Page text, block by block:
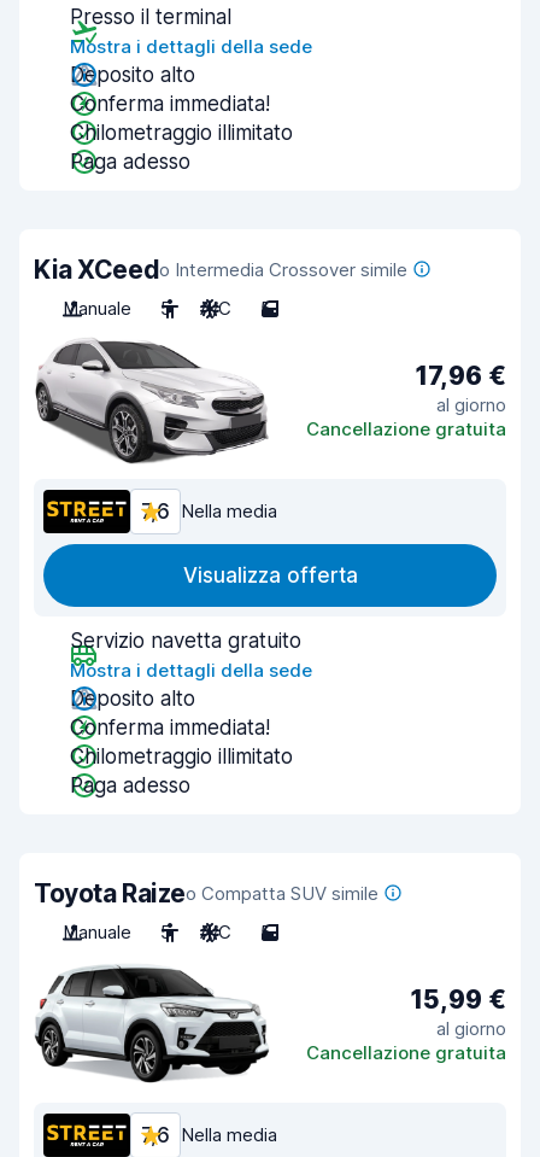
Presso il terminal
Mostra i dettagli della sede
Deposito alto
Conferma immediata!
Chilometraggio illimitato
Paga adesso
Kia XCeedo Intermedia Crossover simile
Manuale
5 A/C 5
17,96 €
al giorno
Cancellazione gratuita
7,6 Nella media
Visualizza offerta
Servizio navetta gratuito
Mostra i dettagli della sede
Deposito alto
Conferma immediata!
Chilometraggio illimitato
Paga adesso
Toyota Raizeo Compatta SUV simile
Manuale
5 A/C 5
15,99 €
al giorno
Cancellazione gratuita
7,6 Nella media